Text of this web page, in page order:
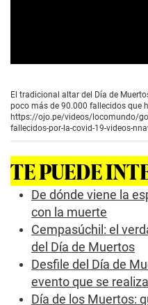
e
c
o
n
o
f
0
El tradicional altar del Día de
poco más de 90.000 fallecidos que
https://ojo.pe/videos/locomundo/
fallecidos-por-la-covid-19-videos-
TE PUEDE
De dónde viene la
con la muerte
Cempasúchil: el
del Día de Muertos
Desfile del Día de
evento que se
Día de los Muertos: